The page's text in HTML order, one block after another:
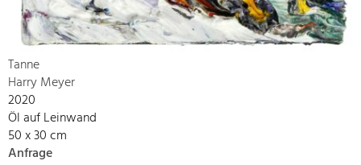
Tanne
Harry Meyer
2020
Öl auf Leinwand
50 x 30 cm
Anfrage